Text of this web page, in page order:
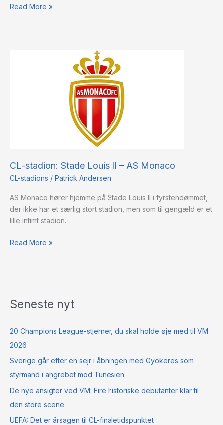
Read More »
CL-stadion: Stade Louis II – AS Monaco
CL-stadions / Patrick Andersen
AS Monaco hører hjemme på Stade Louis II i fyrstendømmet,
der ikke har et særlig stort stadion, men som til gengæld er et
lille intimt stadion.
Read More »
Seneste nyt
20 Champions League-stjerner, du skal holde øje med til VM
2026
Sverige går efter en sejr i åbningen med Gyökeres som
styrmand i angrebet mod Tunesien
De nye ansigter ved VM: Fire historiske debutanter klar til
den store scene
UEFA: Det er årsagen til CL-finaletidspunktet